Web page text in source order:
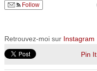
Follow
Retrouvez-moi sur Instagram
Pin It